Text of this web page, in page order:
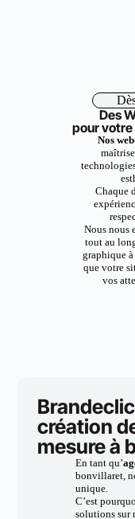
Des
pour
Nos
Chaque
Nous nous
tout au
graphique
que votre
vos
création
mesure à
En tant qu’
bonvillaret,
unique.
C’est
solutions sur